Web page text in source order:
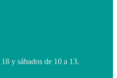
y sábados de 10 a 13.